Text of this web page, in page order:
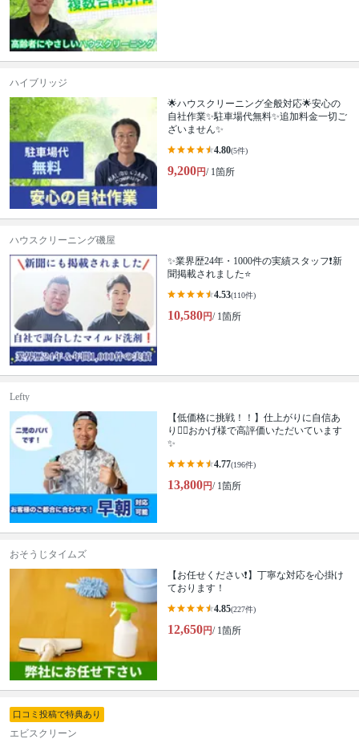
ハイブリッジ
🌟ハウスクリーニング全般対応🌟安心の
自社作業✨️駐車場代無料✨️追加料金一切ご
ざいません✨
4.80(5件)
9,200円/ 1箇所
ハウスクリーニング磯屋
✨業界歴24年・1000件の実績スタッフ❗️新
聞掲載されました⭐️
4.53(110件)
10,580円/ 1箇所
Lefty
【低価格に挑戦！！】仕上がりに自信あ
り🙆‍♂️おかげ様で高評価いただいています
✨
4.77(196件)
13,800円/ 1箇所
おそうじタイムズ
【お任せください❗️】丁寧な対応を心掛け
ております！
4.85(227件)
12,650円/ 1箇所
口コミ投稿で特典あり
エビスクリーン